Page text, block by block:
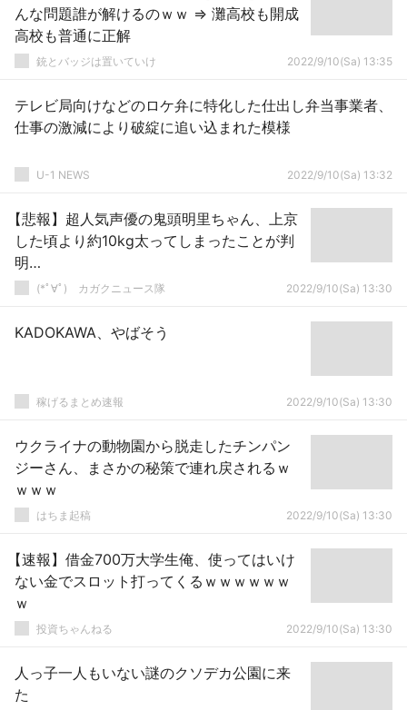
んな問題誰が解けるのｗｗ ⇒ 灘高校も開成
高校も普通に正解
銃とバッジは置いていけ 2022/9/10(Sa) 13:35
テレビ局向けなどのロケ弁に特化した仕出し弁当事業者、
仕事の激減により破綻に追い込まれた模様
U-1 NEWS 2022/9/10(Sa) 13:32
【悲報】超人気声優の鬼頭明里ちゃん、上京
した頃より約10kg太ってしまったことが判
明…
(*ﾟ∀ﾟ)ゞカガクニュース隊 2022/9/10(Sa) 13:30
KADOKAWA、やばそう
稼げるまとめ速報 2022/9/10(Sa) 13:30
ウクライナの動物園から脱走したチンパン
ジーさん、まさかの秘策で連れ戻されるｗ
ｗｗｗ
はちま起稿 2022/9/10(Sa) 13:30
【速報】借金700万大学生俺、使ってはいけ
ない金でスロット打ってくるｗｗｗｗｗｗ
ｗ
投資ちゃんねる 2022/9/10(Sa) 13:30
人っ子一人もいない謎のクソデカ公園に来
た